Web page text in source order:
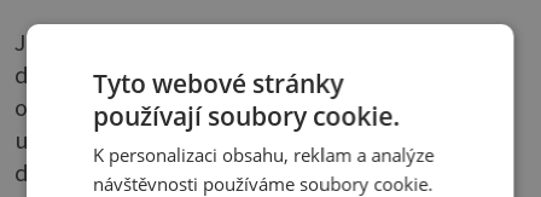
Ještě jednodušší je přidávat ke každému praní
do přihrádky na aviváž 2 lžíce octa. Prádlo po
octu cítit nebude, ocet bude působit proti
usazování kamene preventivně, a navíc má
dezinfekční vlastnosti.
Tyto webové stránky
používají soubory cookie.
K personalizaci obsahu, reklam a analýze
návštěvnosti používáme soubory cookie.